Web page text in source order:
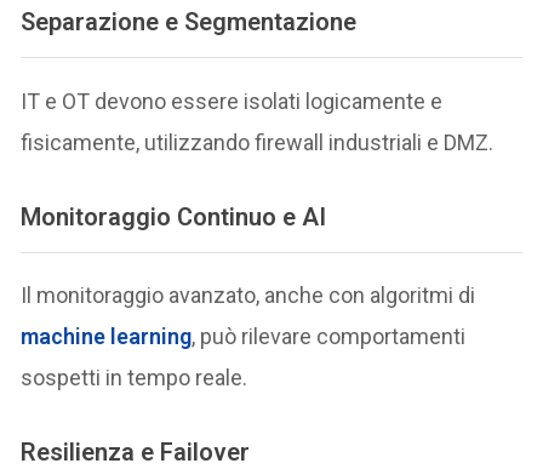
Separazione e Segmentazione
IT e OT devono essere isolati logicamente e
fisicamente, utilizzando firewall industriali e DMZ.
Monitoraggio Continuo e AI
Il monitoraggio avanzato, anche con algoritmi di
machine learning, può rilevare comportamenti
sospetti in tempo reale.
Resilienza e Failover